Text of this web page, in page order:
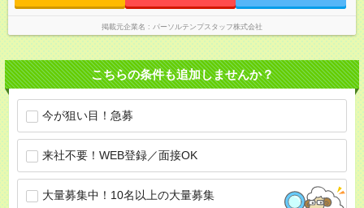
掲載元企業名 パーソルテンプスタッフ株式会社
こちらの条件も追加しませんか？
今が狙い目！急募
来社不要！WEB登録／面接OK
大量募集中！10名以上の大量募集